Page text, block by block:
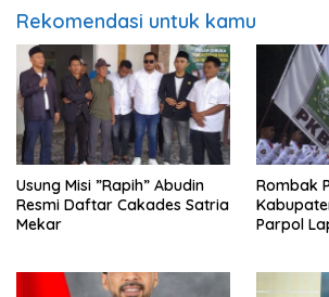
Rekomendasi untuk kamu
Usung Misi ”Rapih” Abudin
Resmi Daftar Cakades Satria
Mekar
Rombak
Parpol